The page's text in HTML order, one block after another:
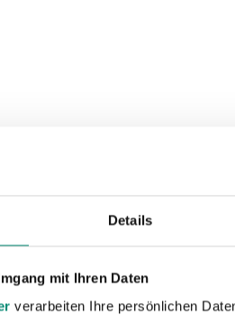
Details
mit Ihren Daten
verarbeiten Ihre persönlichen